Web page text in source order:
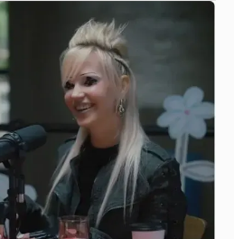
о съёмках для
3